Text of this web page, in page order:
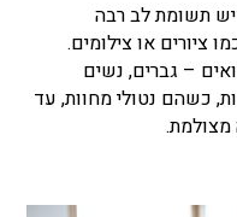
תשומת לב רבה
ציורים או צילומים.
– גברים, נשים
כשהם נטולי מחוות, עד